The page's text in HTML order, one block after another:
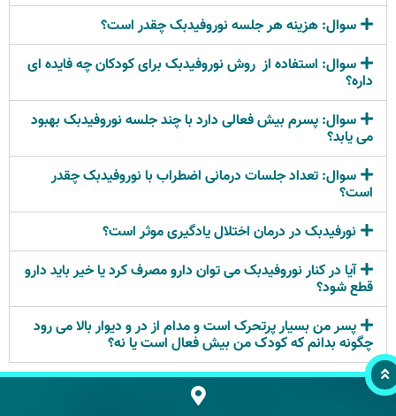
سوال: هزینه هر جلسه نوروفیدبک چقدر است؟
سوال: استفاده از روش نوروفیدبک برای کودکان چه فایده ای
داره؟
سوال: پسرم بیش فعالی دارد با چند جلسه نوروفیدبک بهبود
می یابد؟
سوال: تعداد جلسات درمانی اضطراب با نوروفیدبک چقدر
است؟
نورفیدبک در درمان اختلال یادگیری موثر است؟
آیا در کنار نوروفیدبک می توان دارو مصرف کرد یا خیر باید دارو
قطع شود؟
پسر من بسیار پرتحرک است و مدام از در و دیوار بالا می رود
چگونه بدانم که کودک من بیش فعال است یا نه؟